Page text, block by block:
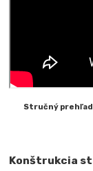
Stručný
Konštrukcia